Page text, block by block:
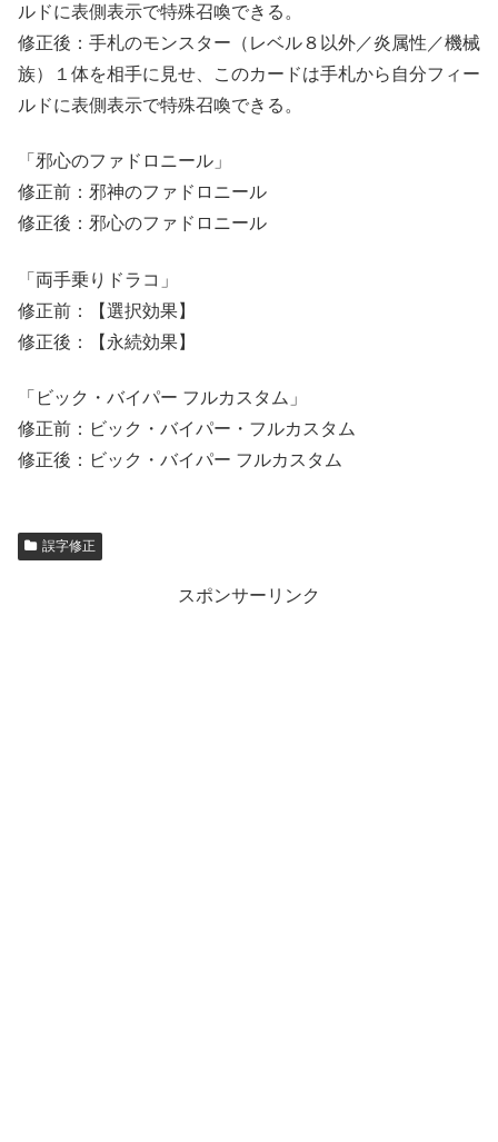
ルドに表側表示で特殊召喚できる。
修正後：手札のモンスター（レベル８以外／炎属性／機械
族）１体を相手に見せ、このカードは手札から自分フィー
ルドに表側表示で特殊召喚できる。
「邪心のファドロニール」
修正前：邪神のファドロニール
修正後：邪心のファドロニール
「両手乗りドラコ」
修正前：【選択効果】
修正後：【永続効果】
「ビック・バイパー フルカスタム」
修正前：ビック・バイパー・フルカスタム
修正後：ビック・バイパー フルカスタム
誤字修正
スポンサーリンク